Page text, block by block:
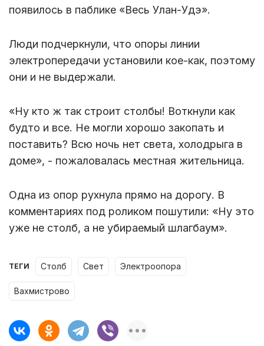
появилось в паблике «Весь Улан-Удэ».
Люди подчеркнули, что опоры линии
электропередачи установили кое-как, поэтому
они и не выдержали.
«Ну кто ж так строит столбы! Воткнули как
будто и все. Не могли хорошо закопать и
поставить? Всю ночь нет света, холодрыга в
доме», - пожаловалась местная жительница.
Одна из опор рухнула прямо на дорогу. В
комментариях под роликом пошутили: «Ну это
уже не столб, а не убираемый шлагбаум».
ТЕГИ столб свет электроопора
вахмистрово